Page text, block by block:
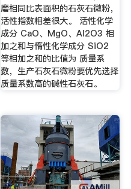
磨相同比表面积的石灰石微粉，
活性指数相差很大。 活性化学
成分 CaO、MgO、Al2O3 相
加之和与惰性化学成分 SiO2
等相加之和的比值为 质量系
数，生产石灰石微粉要优先选择
质量系数高的碱性石灰石。